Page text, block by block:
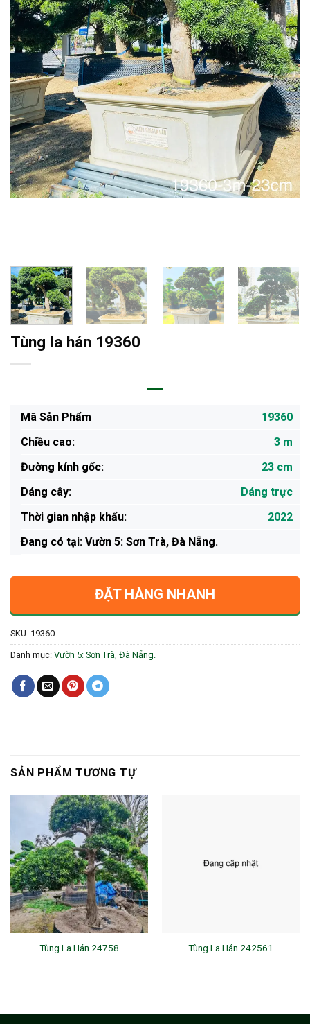
Tùng la hán 19360
Mã Sản Phẩm
19360
Chiều cao:
3 m
Đường kính gốc:
23 cm
Dáng cây:
Dáng trực
Thời gian nhập khẩu:
2022
Ðang có tại: Vườn 5: Sơn Trà, Đà Nẵng.
ĐẶT HÀNG NHANH
SKU: 19360
Danh mục: Vườn 5: Sơn Trà, Đà Nẵng.
SẢN PHẨM TƯƠNG TỰ
Tùng La Hán 24758 Tùng La Hán 242561